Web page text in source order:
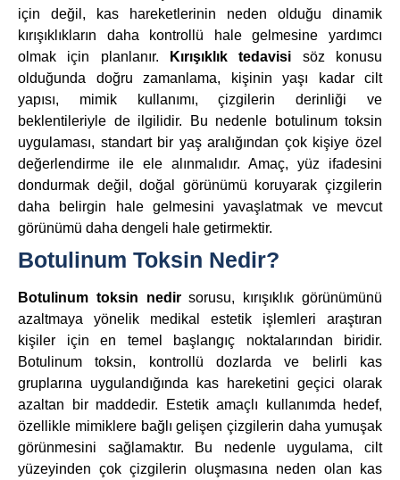
için değil, kas hareketlerinin neden olduğu dinamik
kırışıklıkların daha kontrollü hale gelmesine yardımcı
olmak için planlanır.
Kırışıklık tedavisi söz konusu
olduğunda doğru zamanlama, kişinin yaşı kadar cilt
yapısı, mimik kullanımı, çizgilerin derinliği ve
beklentileriyle de ilgilidir. Bu nedenle botulinum toksin
uygulaması, standart bir yaş aralığından çok kişiye özel
değerlendirme ile ele alınmalıdır. Amaç, yüz ifadesini
dondurmak değil, doğal görünümü koruyarak çizgilerin
daha belirgin hale gelmesini yavaşlatmak ve mevcut
görünümü daha dengeli hale getirmektir.
Botulinum Toksin Nedir?
Botulinum toksin nedirsorusu, kırışıklık görünümünü
azaltmaya yönelik medikal estetik işlemleri araştıran
kişiler için en temel başlangıç noktalarından biridir.
Botulinum toksin, kontrollü dozlarda ve belirli kas
gruplarına uygulandığında kas hareketini geçici olarak
azaltan bir maddedir. Estetik amaçlı kullanımda hedef,
özellikle mimiklere bağlı gelişen çizgilerin daha yumuşak
görünmesini sağlamaktır. Bu nedenle uygulama, cilt
yüzeyinden çok çizgilerin oluşmasına neden olan kas